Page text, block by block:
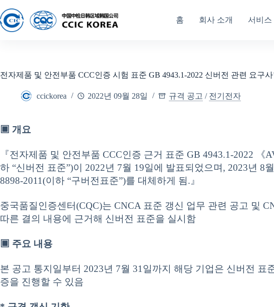
홈 회사 소개 서비스
전자제품 및 안전부품 CCC인증 시험 표준 GB 4943.1-2022 신버전 관련 요구
ccickorea 2022년 09월 28일 규격 공고 / 전기전자
▣ 개요
『전자제품 및 안전부품 CCC인증 근거 표준 GB 4943.1-2022 《
하 “신버전 표준”)이 2022년 7월 19일에 발표되었으며, 2023년 8
8898-2011(이하 “구버전표준”)를 대체하게 됨.』
중국품질인증센터(CQC)는 CNCA 표준 갱신 업무 관련 공고 및
따른 결의 내용에 근거해 신버전 표준을 실시함
▣ 주요 내용
본 공고 통지일부터 2023년 7월 31일까지 해당 기업은 신버전 표
증을 진행할 수 있음